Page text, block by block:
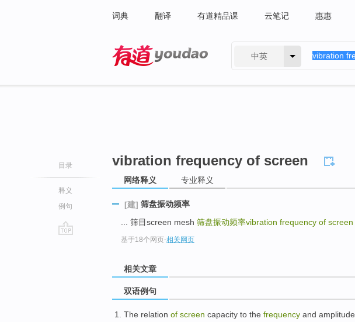
词典 翻译 有道精品课 云笔记 惠惠
中英
目录
释义
例句
vibration frequency of screen
网络释义 专业释义
[建] 筛盘振动频率
... 筛目screen mesh 筛盘振动频率vibration frequency of screen
基于18个网页-相关网页
相关文章
双语例句
The relation of screen capacity to the frequency and amplitude